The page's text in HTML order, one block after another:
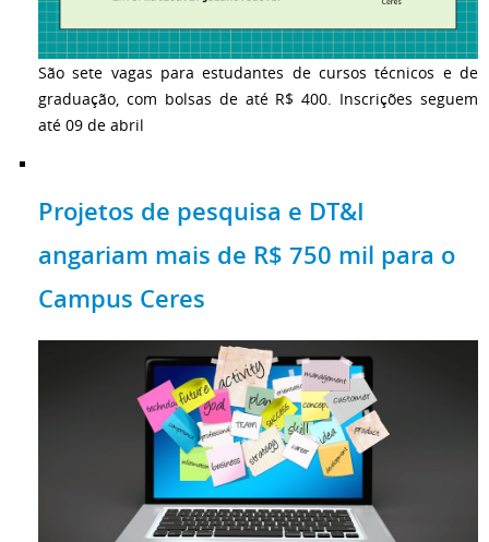
São sete vagas para estudantes de cursos técnicos e de
graduação, com bolsas de até R$ 400. Inscrições seguem
até 09 de abril
Projetos de pesquisa e DT&I
angariam mais de R$ 750 mil para o
Campus Ceres